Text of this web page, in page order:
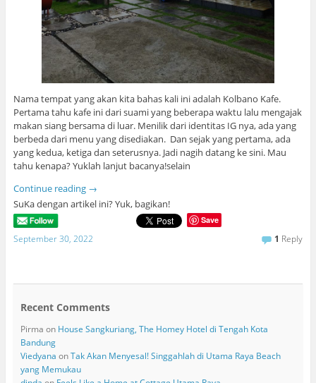
Nama tempat yang akan kita bahas kali ini adalah Kolbano Kafe.
Pertama tahu kafe ini dari suami yang beberapa waktu lalu mengajak
makan siang bersama di luar. Menilik dari identitas IG nya, ada yang
berbeda dari menu yang disediakan. Dan sejak yang pertama, ada
yang kedua, ketiga dan seterusnya. Jadi nagih datang ke sini. Mau
tahu kenapa? Yuklah lanjut bacanya!selain
Continue reading →
SuKa dengan artikel ini? Yuk, bagikan!
Save
September 30, 2022 1 Reply
Recent Comments
Pirma on House Sangkuriang, The Homey Hotel di Tengah Kota
Bandung
Viedyana onTak Akan Menyesal! Singgahlah di Utama Raya Beach
yang Memukau